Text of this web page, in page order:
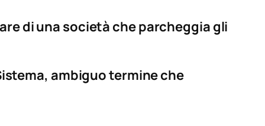
di una società che parcheggia gli
ambiguo termine che